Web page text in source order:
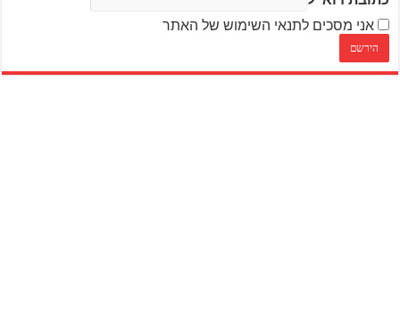
אני מסכים לתנאי השימוש של האתר